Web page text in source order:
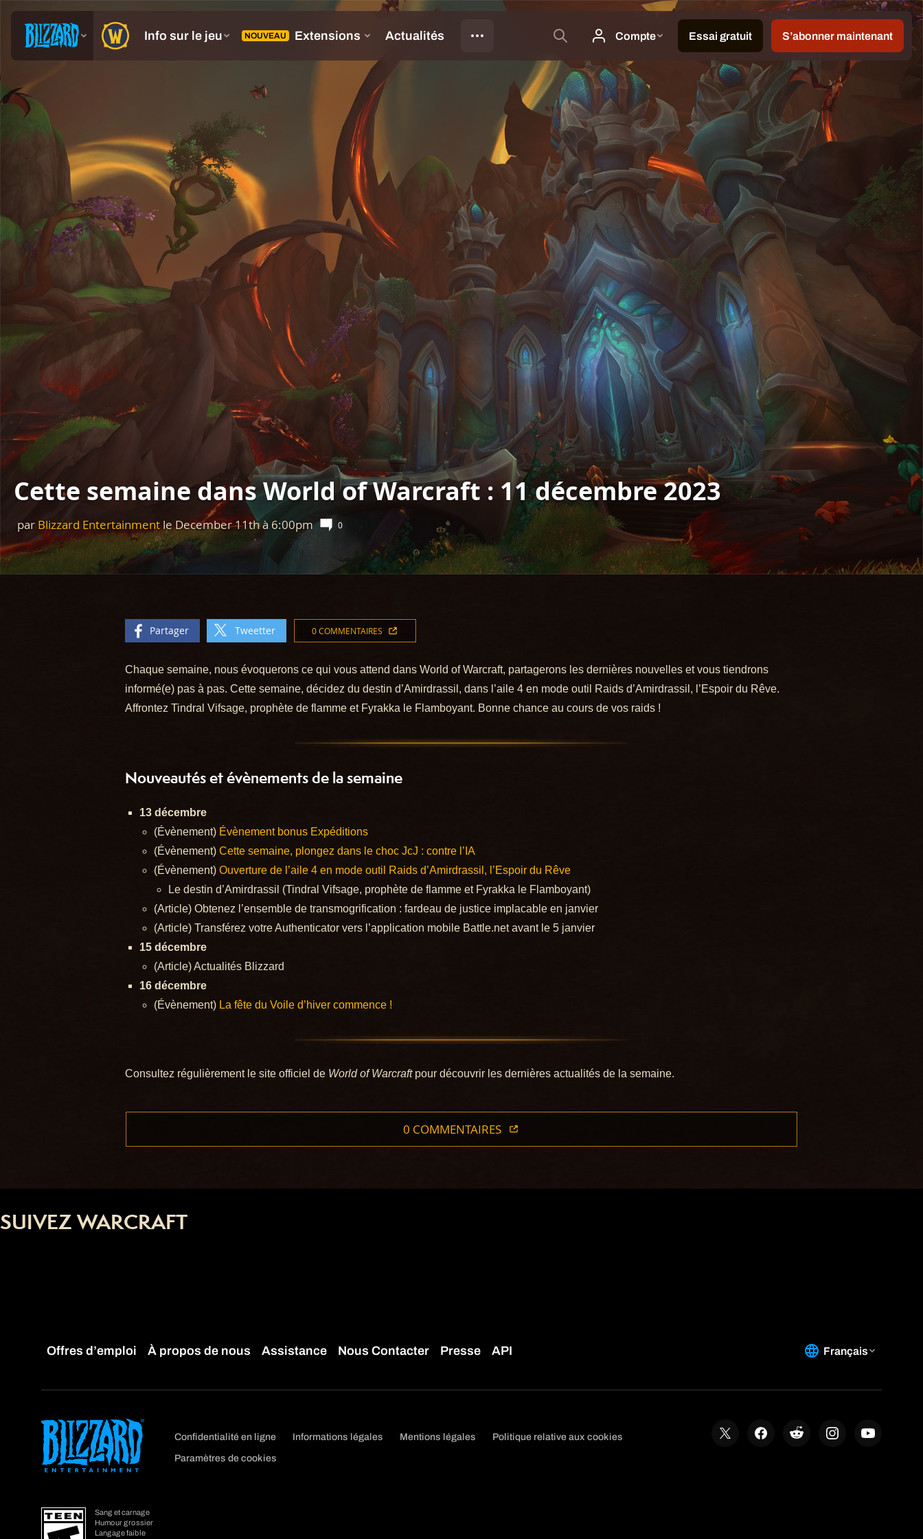
Cette semaine dans World of Warcraft : 11 décembre 2023
par Blizzard EntertainmentleDecember 11thà 6:00pm 0
Partager Tweetter 0 COMMENTAIRES
Chaque semaine, nous évoquerons ce qui vous attend dans World of Warcraft, partagerons les dernières nouvelles et vous tiendrons
informé(e) pas à pas. Cette semaine, décidez du destin d’Amirdrassil, dans l’aile 4 en mode outil Raids d’Amirdrassil, l’Espoir du Rêve.
Affrontez Tindral Vifsage, prophète de flamme et Fyrakka le Flamboyant. Bonne chance au cours de vos raids !
Nouveautés et évènements de la semaine
13 décembre
(Évènement) Évènement bonus Expéditions
(Évènement) Cette semaine, plongez dans le choc JcJ : contre l’IA
(Évènement) Ouverture de l’aile 4 en mode outil Raids d’Amirdrassil, l’Espoir du Rêve
Le destin d’Amirdrassil (Tindral Vifsage, prophète de flamme et Fyrakka le Flamboyant)
(Article) Obtenez l’ensemble de transmogrification : fardeau de justice implacable en janvier
(Article) Transférez votre Authenticator vers l’application mobile Battle.net avant le 5 janvier
15 décembre
(Article) Actualités Blizzard
16 décembre
(Évènement) La fête du Voile d’hiver commence !
Consultez régulièrement le site officiel de World of Warcraftpour découvrir les dernières actualités de la semaine.
0 COMMENTAIRES
SUIVEZ WARCRAFT